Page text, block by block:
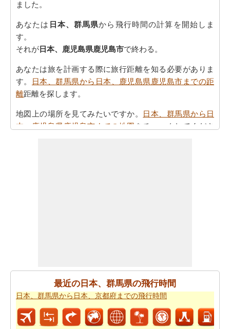
ました。
あなたは 日本、群馬県から飛行時間の計算を開始しま
す。
それが 日本、鹿児島県鹿児島市で終わる。
あなたは旅を計画する際に旅行距離を知る必要がありま
す。
日本、群馬県から日本、鹿児島県鹿児島市までの距
離距離を探します。
地図上の場所を見てみたいですか。
日本、群馬県から日
本、鹿児島県鹿児島市までの地図 をチェックしてくださ
すべてのより良い計画にポイントするために必要な最も
重要なご旅行の要約を取得しますか。ここに - 旅行は日
本、群馬県がら日本、鹿児島県鹿児島市から。あなたは
自分でより良い日本、群馬県から日本、鹿児島県鹿児島
市までの旅行 を計画するのに役立ちます。
最近の日本、群馬県の飛行時間
日本、群馬県から日本、京都府までの飛行時間